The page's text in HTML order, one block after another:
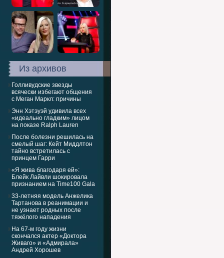
Из архивов
Голливудские звезды
всячески избегают общения
с Меган Маркл: причины
Энн Хэтэуэй удивила всех
«идеально гладким» лицом
на показе Ralph Lauren
После болезни решилась на
смелый шаг: Кейт Миддлтон
тайно встретилась с
принцем Гарри
«Я жива благодаря ей»:
Блейк Лайвли шокировала
признанием на Time100 Gala
33-летняя модель Анжелика
Тартанова в реанимации и
не узнает родных после
тяжёлого нападения
На 67-м году жизни
скончался актер «Доктора
Живаго» и «Адмирала»
Андрей Хорошев